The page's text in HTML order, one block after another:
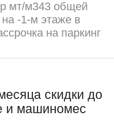
мт/м343 общей
-1-м этаже в
на паркинг
скидки до
и машиномес